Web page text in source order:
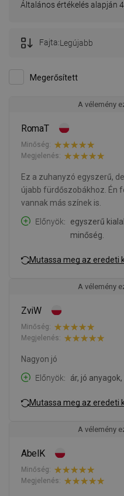
Általános értékelés alapján
Megerősített
Fajta:Legújabb
A vélemény
RomaT
Minőség:
Megjelenés:
Ez a zuhanyzó egyszerű,
újabb fürdőszobákhoz. Én
vannak más színek is.
Előnyök
egyszerű
minőség.
Mutassa meg az eredeti
A vélemény
ZviW
Minőség:
Megjelenés:
Nagyon jó
Előnyök
ár, jó
Mutassa meg az eredeti
A vélemény
AbelK
Minőség:
Megjelenés: